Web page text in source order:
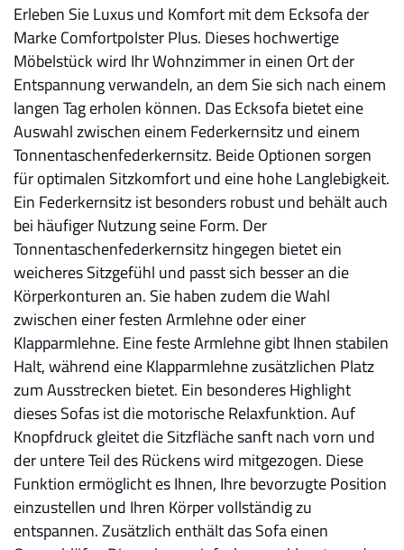
Erleben Sie Luxus und Komfort mit dem Ecksofa der
Marke Comfortpolster Plus. Dieses hochwertige
Möbelstück wird Ihr Wohnzimmer in einen Ort der
Entspannung verwandeln, an dem Sie sich nach einem
langen Tag erholen können. Das Ecksofa bietet eine
Auswahl zwischen einem Federkernsitz und einem
Tonnentaschenfederkernsitz. Beide Optionen sorgen
für optimalen Sitzkomfort und eine hohe Langlebigkeit.
Ein Federkernsitz ist besonders robust und behält auch
bei häufiger Nutzung seine Form. Der
Tonnentaschenfederkernsitz hingegen bietet ein
weicheres Sitzgefühl und passt sich besser an die
Körperkonturen an. Sie haben zudem die Wahl
zwischen einer festen Armlehne oder einer
Klapparmlehne. Eine feste Armlehne gibt Ihnen stabilen
Halt, während eine Klapparmlehne zusätzlichen Platz
zum Ausstrecken bietet. Ein besonderes Highlight
dieses Sofas ist die motorische Relaxfunktion. Auf
Knopfdruck gleitet die Sitzfläche sanft nach vorn und
der untere Teil des Rückens wird mitgezogen. Diese
Funktion ermöglicht es Ihnen, Ihre bevorzugte Position
einzustellen und Ihren Körper vollständig zu
entspannen. Zusätzlich enthält das Sofa einen